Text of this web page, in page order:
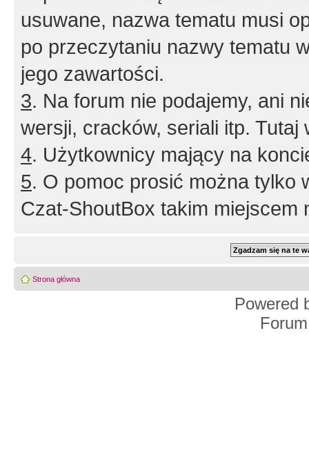
usuwane, nazwa tematu musi
po przeczytaniu nazwy tematu
jego zawartości.
3. Na forum nie podajemy, ani
wersji, cracków, seriali itp. Tutaj
4. Użytkownicy mający na
5. O pomoc prosić można tylko
Czat-ShoutBox takim miejscem
Strona główna
Powered